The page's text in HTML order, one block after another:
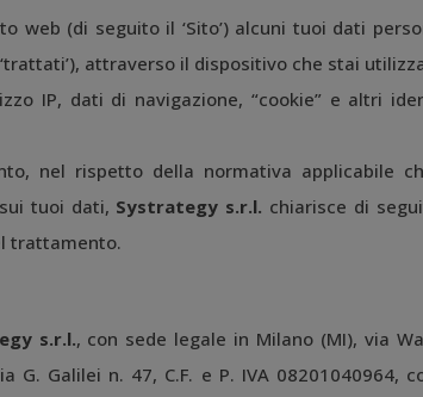
web (di seguito il ‘Sito’) alcuni tuoi dati
attraverso il dispositivo che stai
IP, dati di navigazione, “cookie” e altri
nel rispetto della normativa applicabile
tuoi dati, Systrategy s.r.l. chiarisce di
trattamento.
s.r.l., con sede legale in Milano (MI), via
G. Galilei n. 47, C.F. e P. IVA 08201040964,